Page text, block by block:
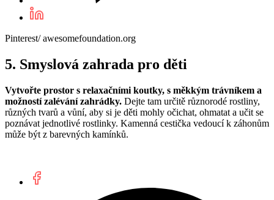
Pinterest/ awesomefoundation.org
5. Smyslová zahrada pro děti
Vytvořte prostor s relaxačními koutky, s měkkým trávníkem a
možností zalévání zahrádky. Dejte tam určitě různorodé rostliny,
různých tvarů a vůní, aby si je děti mohly očichat, ohmatat a učit se
poznávat jednotlivé rostlinky. Kamenná cestička vedoucí k záhonům
může být z barevných kamínků.